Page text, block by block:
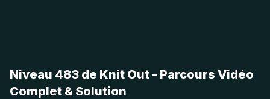
Niveau 483 de Knit Out - Parcours Vidéo
Complet & Solution